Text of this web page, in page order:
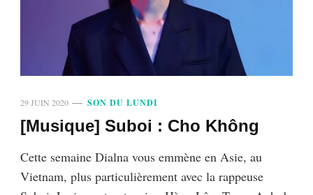
29 JUIN 2020 SON DU LUNDI
[Musique] Suboi : Cho Không
Cette semaine Dialna vous emmène en Asie, au
Vietnam, plus particulièrement avec la rappeuse